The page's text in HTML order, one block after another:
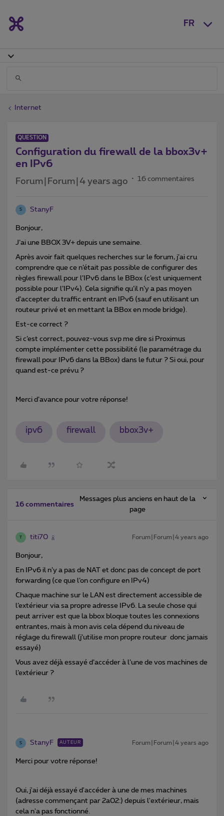
FR
Internet
QUESTION
Configuration du firewall de la bbox3v+
en IPv6
Forum|Forum|4 years ago 16 commentaires
S StanyF
Bonjour,
J’ai une BBOX 3V+ depuis une semaine.
Après avoir fait quelques recherches sur le forum, j’ai cru
comprendre que ce n’était pas possible de configurer des
règles firewall pour l’IPv6 dans le BBox (c’est uniquement
possible pour l’IPv4). Cela signifie qu’il n’y a pas moyen
d’accepter du traffic entrant en IPv6 (sauf en utilisant un
routeur privé et en mettant la BBox en mode bridge).
Est-ce correct ?
Si c’est correct, pouvez-vous svp me dire si Proximus
compte implémenter cette possibilité (le paramétrage du
firewall pour IPv6 dans la BBox) dans le futur ? Si oui, pour
quand est-ce prévu ?
Merci d’avance pour votre réponse!
ipv6 firewall bbox3v+
16 commentaires
Messages plus anciens en haut de la
page
T titi70 Forum|Forum|4 years ago
Bonjour,
En IPv6 il n’y a pas de NAT et donc pas de concept de port
forwarding (ce que l’on configure en IPv4)
Chaque machine sur le LAN est directement accessible de
l’extérieur via sa propre adresse IPv6. La seule chose qui
peut arriver est que la bbox bloque toutes les connexions
entrantes, mais à mon avis cela dépend du niveau de
réglage du firewall (j’utilise mon propre routeur donc jamais
essayé)
Vous avez déjà essayé d’accéder à l’une de vos machines de
l’extérieur ?
S StanyF AUTEUR Forum|Forum|4 years ago
Merci pour votre réponse!
Oui, j'ai déjà essayé d'accéder à une de mes machines
(adresse commençant par 2a02:) depuis l'extérieur, mais
cela n'a pas fonctionné.